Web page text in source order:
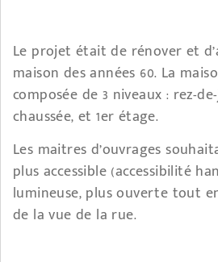
Le projet était de rénover et
maison des années 60. La
composée de 3 niveaux : rez-
chaussée, et 1er étage.
Les maitres d’ouvrages
plus accessible (accessibilité
lumineuse, plus ouverte tout
de la vue de la rue.